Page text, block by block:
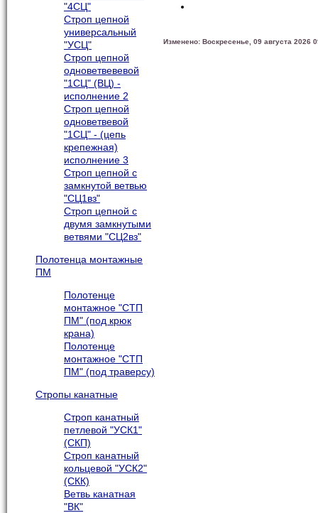
"4СЦ"
Строп цепной
универсальный
"УСЦ"
Строп цепной
одноветвевевой
"1СЦ" (ВЦ) -
исполнение 2
Строп цепной
одноветвевой
"1СЦ" - (цепь
крепежная)
исполнение 3
Строп цепной с
замкнутой ветвью
"СЦ1вз"
Строп цепной с
двумя замкнутыми
ветвями "СЦ2вз"
Полотенца монтажные
ПМ
Полотенце
монтажное "СТП
ПМ" (под крюк
крана)
Полотенце
монтажное "СТП
ПМ" (под траверсу)
Стропы канатные
Строп канатный
петлевой "УСК1"
(СКП)
Строп канатный
кольцевой "УСК2"
(СКК)
Ветвь канатная
"ВК"
Изменено: Воскресенье, 09 августа 2026